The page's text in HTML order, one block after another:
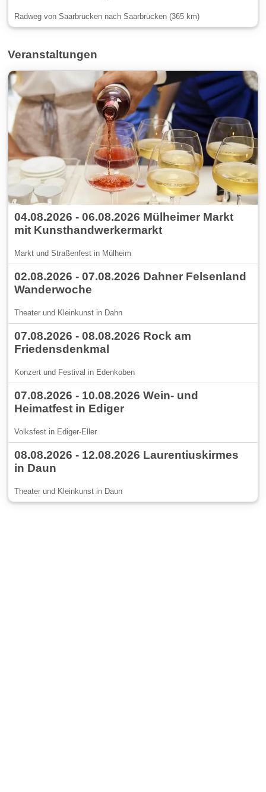
Radweg von Saarbrücken nach Saarbrücken (365 km)
Veranstaltungen
04.08.2026 - 06.08.2026 Mülheimer Markt
mit Kunsthandwerkermarkt
Markt und Straßenfest in Mülheim
02.08.2026 - 07.08.2026 Dahner Felsenland
Wanderwoche
Theater und Kleinkunst in Dahn
07.08.2026 - 08.08.2026 Rock am
Friedensdenkmal
Konzert und Festival in Edenkoben
07.08.2026 - 10.08.2026 Wein- und
Heimatfest in Ediger
Volksfest in Ediger-Eller
08.08.2026 - 12.08.2026 Laurentiuskirmes
in Daun
Theater und Kleinkunst in Daun